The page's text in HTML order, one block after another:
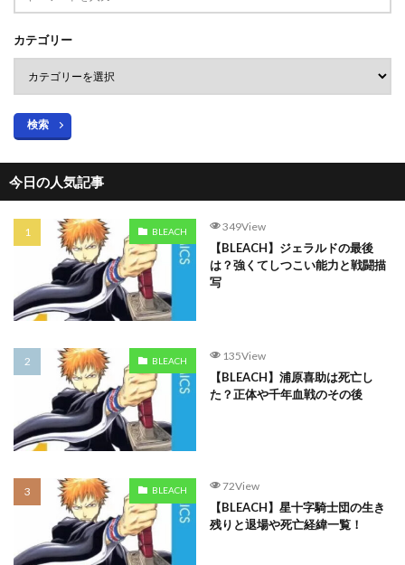
カテゴリー
検索
今日の人気記事
BLEACH 349View
【BLEACH】ジェラルドの最後
は？強くてしつこい能力と戦闘描
写
BLEACH 135View
【BLEACH】浦原喜助は死亡し
た？正体や千年血戦のその後
BLEACH 72View
【BLEACH】星十字騎士団の生き
残りと退場や死亡経緯一覧！